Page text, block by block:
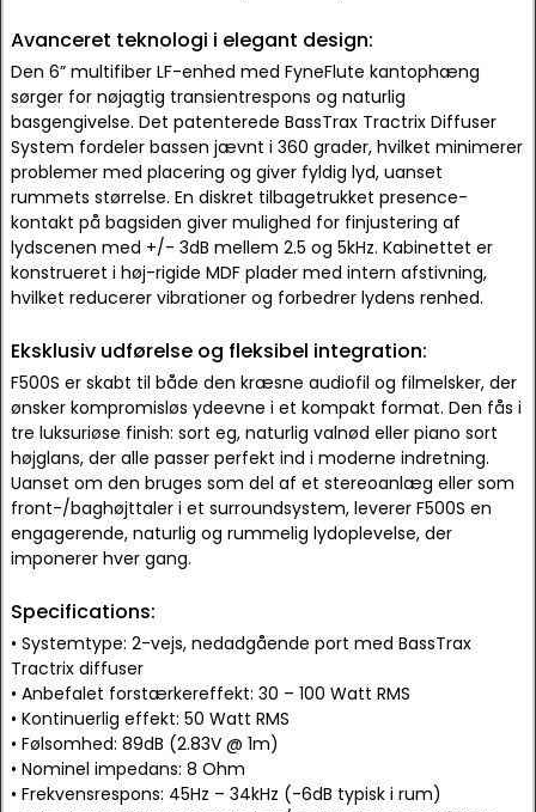
Avanceret teknologi i elegant design:
Den 6” multifiber LF-enhed med FyneFlute kantophæng
sørger for nøjagtig transientrespons og naturlig
basgengivelse. Det patenterede BassTrax Tractrix Diffuser
System fordeler bassen jævnt i 360 grader, hvilket minimerer
problemer med placering og giver fyldig lyd, uanset
rummets størrelse. En diskret tilbagetrukket presence-
kontakt på bagsiden giver mulighed for finjustering af
lydscenen med +/- 3dB mellem 2.5 og 5kHz. Kabinettet er
konstrueret i høj-rigide MDF plader med intern afstivning,
hvilket reducerer vibrationer og forbedrer lydens renhed.
Eksklusiv udførelse og fleksibel integration:
F500S er skabt til både den kræsne audiofil og filmelsker, der
ønsker kompromisløs ydeevne i et kompakt format. Den fås i
tre luksuriøse finish: sort eg, naturlig valnød eller piano sort
højglans, der alle passer perfekt ind i moderne indretning.
Uanset om den bruges som del af et stereoanlæg eller som
front-/baghøjttaler i et surroundsystem, leverer F500S en
engagerende, naturlig og rummelig lydoplevelse, der
imponerer hver gang.
Specifications:
• Systemtype: 2-vejs, nedadgående port med BassTrax
Tractrix diffuser
• Anbefalet forstærkereffekt: 30 – 100 Watt RMS
• Kontinuerlig effekt: 50 Watt RMS
• Følsomhed: 89dB (2.83V @ 1m)
• Nominel impedans: 8 Ohm
• Frekvensrespons: 45Hz – 34kHz (-6dB typisk i rum)